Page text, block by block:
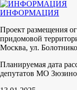
ИНФОРМАЦИЯ
Проект размещения
придомовой
Москва, ул.
Планируемая дата
депутатов МО Зюзино